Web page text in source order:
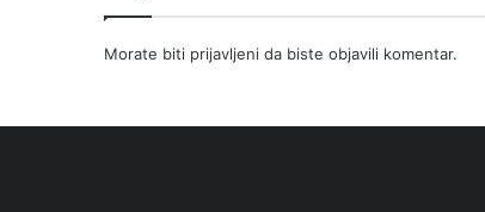
Morate biti prijavljeni da biste objavili komentar.